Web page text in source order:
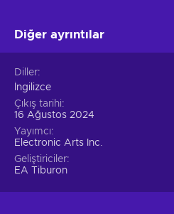
Diğer ayrıntılar
Diller
İngilizce
Çıkış tarihi
16 Ağustos 2024
Yayımcı
Electronic Arts Inc.
Geliştiriciler
EA Tiburon